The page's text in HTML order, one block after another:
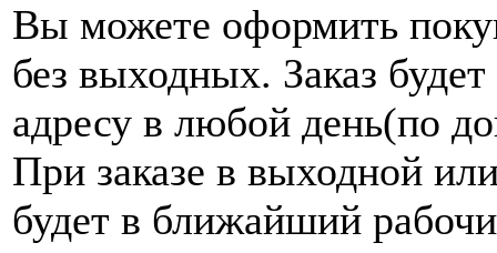
Вы можете оформить
без выходных. Заказ
адресу в любой день(по
При заказе в выходной
будет в ближайший